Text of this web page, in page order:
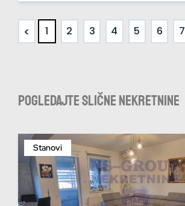
< 1 2 3 4 5 6 7
Pogledajte slične nekretnine
Stanovi